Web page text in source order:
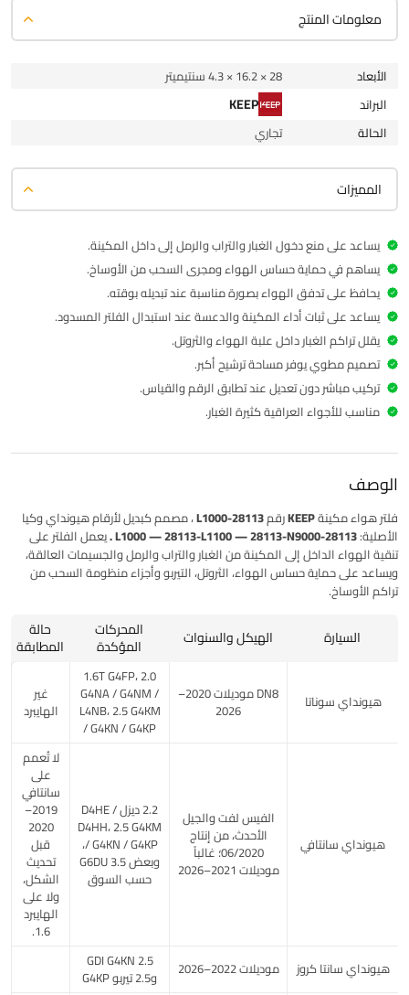
معلومات المنتج
الأبعاد
28 × 16.2 × 4.3 سنتيميتر
البراند
KEEP
الحالة تجاري
المميزات
يساعد على منع دخول الغبار والتراب والرمل إلى داخل المكينة.
يساهم في حماية حساس الهواء ومجرى السحب من الأوساخ.
يحافظ على تدفق الهواء بصورة مناسبة عند تبديله بوقته.
يساعد على ثبات أداء المكينة والدعسة عند استبدال الفلتر المسدود.
يقلل تراكم الغبار داخل علبة الهواء والثروتل.
تصميم مطوي يوفر مساحة ترشيح أكبر.
تركيب مباشر دون تعديل عند تطابق الرقم والقياس.
مناسب للأجواء العراقية كثيرة الغبار.
الوصف
فلتر هواء مكينةKEEPرقم28113-L1000
، مصمم كبديل لأرقام هيونداي وكيا
الأصلية:28113-L1000 — 28113-L1100 — 28113-N9000 .
يعمل الفلتر على
تنقية الهواء الداخل إلى المكينة من الغبار والتراب والرمل والجسيمات العالقة،
ويساعد على حماية حساس الهواء، الثروتل، التيربو وأجزاء منظومة السحب من
تراكم الأوساخ.
السيارة الهيكل والسنوات المحركات
المؤكدة
حالة
المطابقة
هيونداي سوناتا DN8 موديلات 2020–
2026
1.6T G4FP، 2.0
G4NA / G4NM /
L4NB، 2.5 G4KM
/ G4KN / G4KP
غير
الهايبرد
هيونداي سانتافي
الفيس لفت والجيل
الأحدث، من إنتاج
06/2020؛ غالباً
موديلات 2021–2026
2.2 ديزل D4HE /
D4HH، 2.5 G4KM
/ G4KN / G4KP،
وبعض 3.5 G6DU
حسب السوق
لا تُعمم
على
سانتافي
2019–
2020
قبل
تحديث
الشكل،
ولا على
الهايبرد
1.6.
هيونداي سانتا كروز
موديلات 2022–2026 2.5 GDI G4KN
و2.5 تيربو G4KP